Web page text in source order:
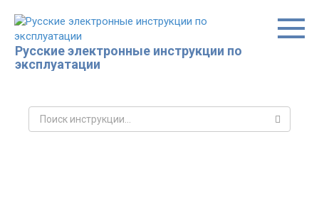
контенту
Русские электронные инструкции по
эксплуатации
Поиск: